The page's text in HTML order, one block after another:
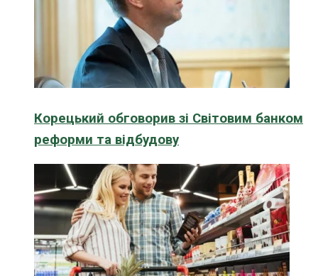
Корецький обговорив зі Світовим банком
реформи та відбудову